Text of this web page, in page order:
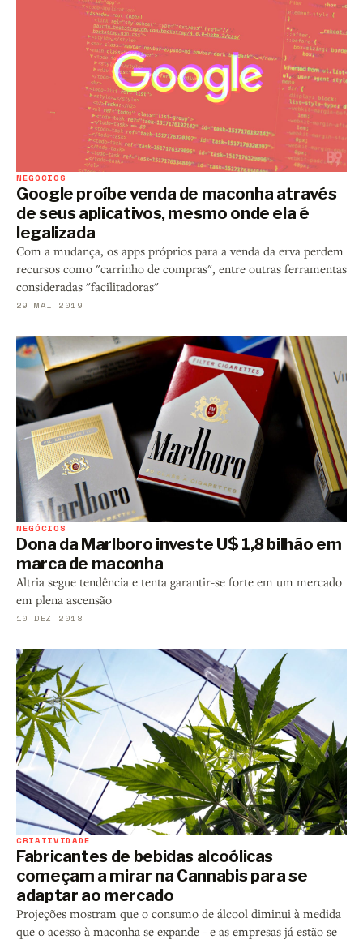
NEGÓCIOS
Google proíbe venda de maconha através
de seus aplicativos, mesmo onde ela é
legalizada
Com a mudança, os apps próprios para a venda da erva perdem
recursos como "carrinho de compras", entre outras ferramentas
consideradas "facilitadoras"
29 MAI 2019
NEGÓCIOS
Dona da Marlboro investe U$ 1,8 bilhão em
marca de maconha
Altria segue tendência e tenta garantir-se forte em um mercado
em plena ascensão
10 DEZ 2018
CRIATIVIDADE
Fabricantes de bebidas alcoólicas
começam a mirar na Cannabis para se
adaptar ao mercado
Projeções mostram que o consumo de álcool diminui à medida
que o acesso à maconha se expande - e as empresas já estão se